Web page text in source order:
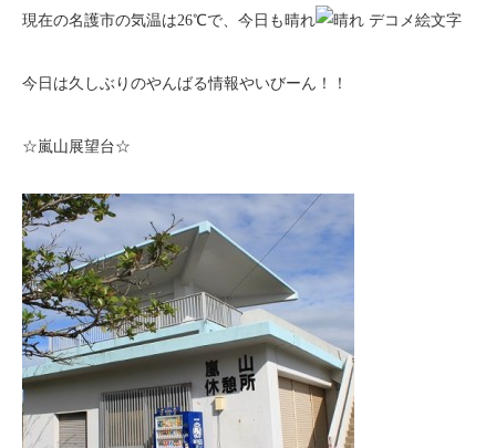
現在の名護市の気温は26℃で、今日も晴れ
今日は久しぶりのやんばる情報やいびーん！！
☆嵐山展望台☆